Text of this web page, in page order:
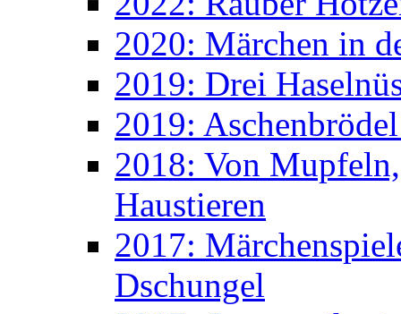
2020: Märchen in
2019: Drei
2019:
2018: Von
Haustieren
2017:
Dschungel